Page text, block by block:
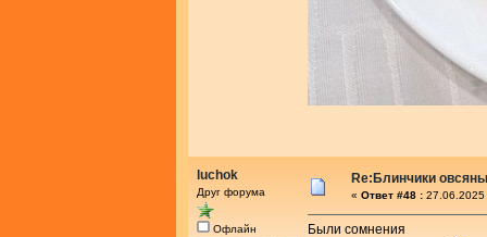
luchok
Друг форума
Офлайн
Re:Блинчики
« Ответ #48 :
Были сомнения